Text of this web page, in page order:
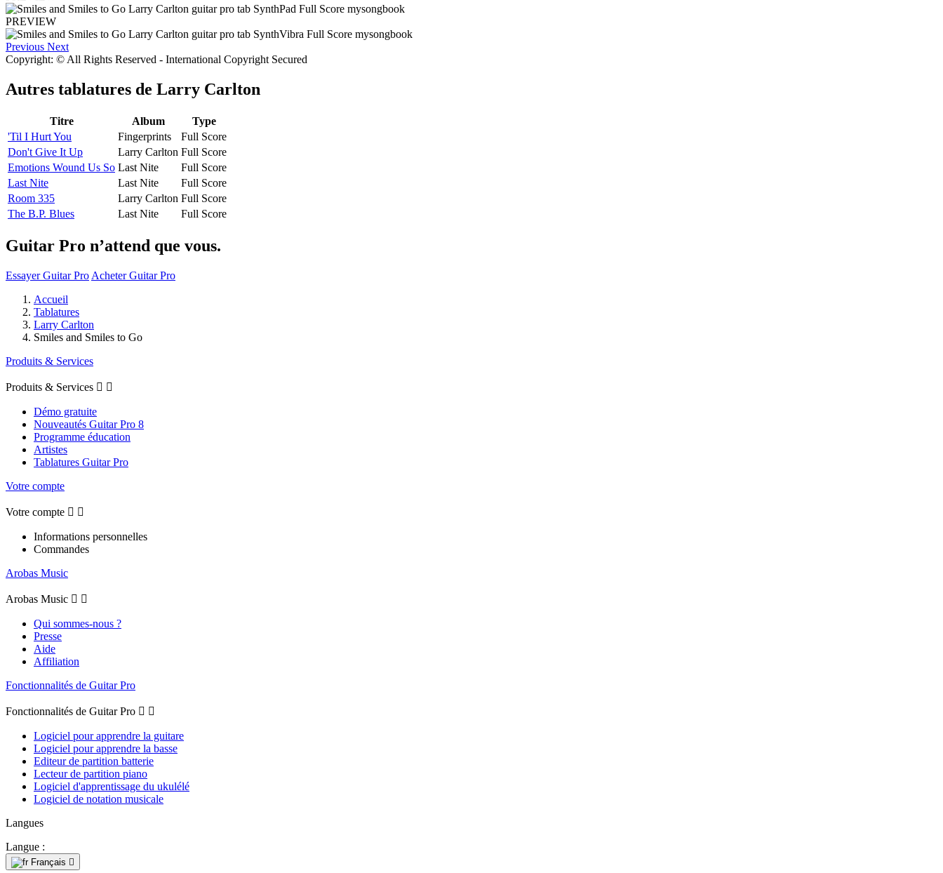
PREVIEW
Previous Next
Copyright: © All Rights Reserved - International Copyright Secured
Autres tablatures de Larry Carlton
Titre Album
Type
'Til I Hurt You
Fingerprints
Full Score
Don't Give It Up
Larry Carlton Full Score
Emotions Wound Us So Last Nite
Full Score
Last Nite
Last Nite
Full Score
Room 335
Larry Carlton Full Score
The B.P. Blues
Last Nite Full Score
Guitar Pro n’attend que vous.
Essayer Guitar Pro Acheter Guitar Pro
Accueil
Tablatures
Larry Carlton
Smiles and Smiles to Go
Produits & Services
Produits & Services  
Démo gratuite
Nouveautés Guitar Pro 8
Programme éducation
Artistes
Tablatures Guitar Pro
Votre compte
Votre compte  
Informations personnelles
Commandes
Arobas Music
Arobas Music  
Qui sommes-nous ?
Presse
Aide
Affiliation
Fonctionnalités de Guitar Pro
Fonctionnalités de Guitar Pro  
Logiciel pour apprendre la guitare
Logiciel pour apprendre la basse
Editeur de partition batterie
Lecteur de partition piano
Logiciel d'apprentissage du ukulélé
Logiciel de notation musicale
Langues
Langue :
Français 